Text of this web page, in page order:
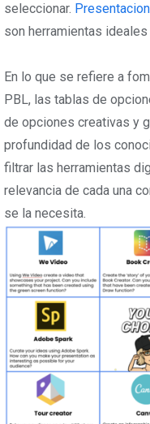
seleccionar.
son herramientas
En lo que se refiere a
PBL, las tablas de
de opciones creativas y
profundidad de los
filtrar las herramientas
relevancia de cada una
se la necesita.